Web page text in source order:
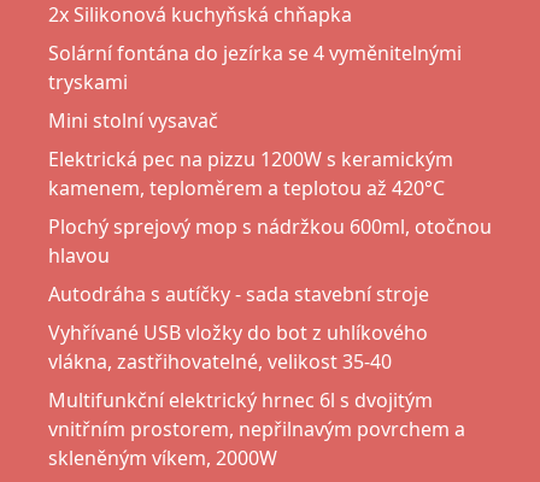
2x Silikonová kuchyňská chňapka
Solární fontána do jezírka se 4 vyměnitelnými
tryskami
Mini stolní vysavač
Elektrická pec na pizzu 1200W s keramickým
kamenem, teploměrem a teplotou až 420°C
Plochý sprejový mop s nádržkou 600ml, otočnou
hlavou
Autodráha s autíčky - sada stavební stroje
Vyhřívané USB vložky do bot z uhlíkového
vlákna, zastřihovatelné, velikost 35-40
Multifunkční elektrický hrnec 6l s dvojitým
vnitřním prostorem, nepřilnavým povrchem a
skleněným víkem, 2000W